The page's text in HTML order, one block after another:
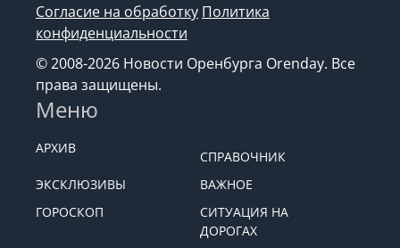
Согласие на обработку Политика
конфиденциальности
© 2008-2026 Новости Оренбурга Orenday. Все
права защищены.
Меню
АРХИВ
СПРАВОЧНИК
ЭКСКЛЮЗИВЫ
ВАЖНОЕ
ГОРОСКОП
СИТУАЦИЯ НА
ДОРОГАХ